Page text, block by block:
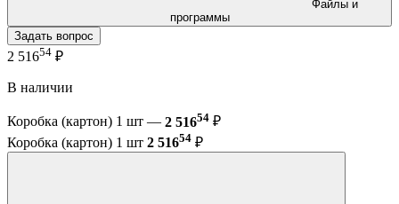
программы
Задать вопрос
2 51654 ₽
В наличии
Коробка (картон) 1 шт — 2 51654 ₽
Коробка (картон) 1 шт 2 51654 ₽